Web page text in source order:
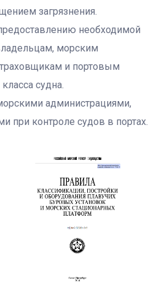
загрязнения.
необходимой
морским
и портовым
судна.
администрациями,
при контроле судов в портах.